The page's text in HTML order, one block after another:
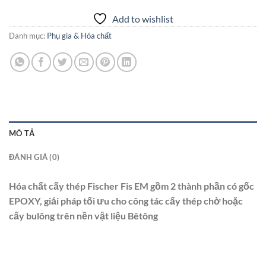
Add to wishlist
Danh mục: Phụ gia & Hóa chất
MÔ TẢ
ĐÁNH GIÁ (0)
Hóa chất cấy thép Fischer Fis EM gồm 2 thành phần có gốc
EPOXY, giải pháp tối ưu cho công tác cấy thép chờ hoặc
cấy bulông trên nền vật liệu Bêtông